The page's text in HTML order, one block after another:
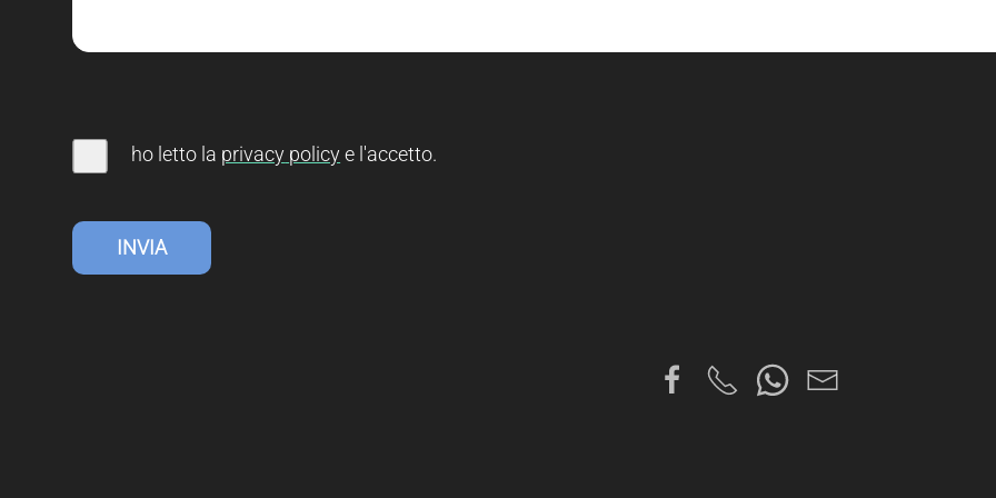
ho letto la privacy policye l'accetto.
INVIA